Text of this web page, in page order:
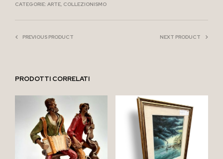
CATEGORIE: ARTE, COLLEZIONISMO
PREVIOUS PRODUCT NEXT PRODUCT
PRODOTTI CORRELATI